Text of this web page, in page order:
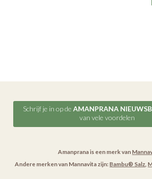
Schrijf je in op de AMANPRANA
van vele voordelen
Amanprana is een merk van
Andere merken van Mannavita zijn: Bambu® Salz,